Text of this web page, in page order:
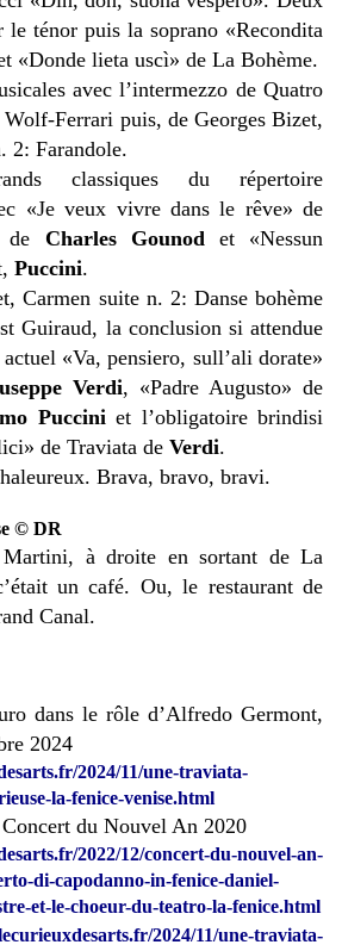
le ténor puis la soprano «Recondita
«Donde lieta uscì» de La Bohème.
avec l’intermezzo de Quatro
Wolf-Ferrari puis, de Georges Bizet,
2: Farandole.
classiques du répertoire
«Je veux vivre dans le rêve» de
de Charles Gounod et «Nessun
Puccini.
Carmen suite n. 2: Danse bohème
Guiraud, la conclusion si attendue
«Va, pensiero, sull’ali dorate»
Verdi, «Padre Augusto» de
Pucciniet l’obligatoire brindisi
de Traviata de Verdi.
Brava, bravo, bravi.
© DR
à droite en sortant de La
un café. Ou, le restaurant de
Canal.
dans le rôle d’Alfredo Germont,
2024
2024/11/une-traviata-
la-fenice-venise.html
du Nouvel An 2020
2022/12/concert-du-nouvel-an-
di-capodanno-in-fenice-daniel-
et-le-choeur-du-teatro-la-fenice.html
2024/11/une-traviata-